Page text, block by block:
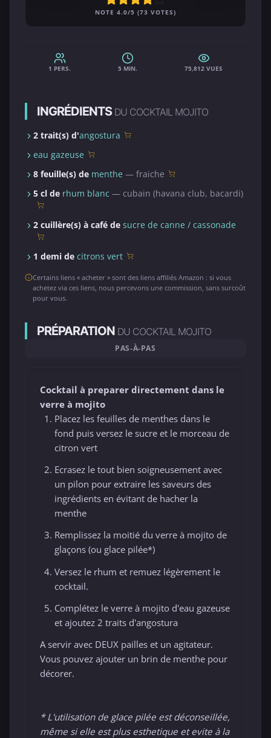
NOTE 4.0/5 (73 VOTES)
1 PERS. 5 MIN. 75,812 VUES
INGRÉDIENTS DU COCKTAIL MOJITO
2 trait(s) d'angostura
eau gazeuse
8 feuille(s) de menthe — fraiche
5 cl de rhum blanc — cubain (havana club, bacardi)
2 cuillère(s) à café de sucre de canne / cassonade
1 demi de citrons vert
Certains liens « acheter » sont des liens affiliés Amazon : si vous
achetez via ces liens, nous percevons une commission, sans surcoût
pour vous.
PRÉPARATION DU COCKTAIL MOJITO
PAS-À-PAS
Cocktail à preparer directement dans le
verre à mojito
Placez les feuilles de menthes dans le
fond puis versez le sucre et le morceau de
citron vert
Ecrasez le tout bien soigneusement avec
un pilon pour extraire les saveurs des
ingrédients en évitant de hacher la
menthe
Remplissez la moitié du verre à mojito de
glaçons (ou glace pilée*)
Versez le rhum et remuez légèrement le
cocktail.
Complétez le verre à mojito d'eau gazeuse
et ajoutez 2 traits d'angostura
A servir avec DEUX pailles et un agitateur.
Vous pouvez ajouter un brin de menthe pour
décorer.
* L'utilisation de glace pilée est déconseillée,
même si elle est plus esthetique et evite à la